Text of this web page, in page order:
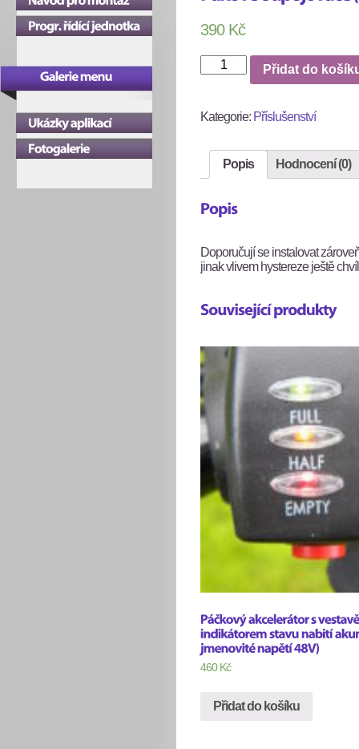
390 Kč
Pákové
odpojovače
množství
Přidat do
Kategorie: Příslušenství
Popis Hodnocení (0)
Doporučují se instalovat
jinak vlivem hystereze ještě
460 Kč
Přidat do košíku